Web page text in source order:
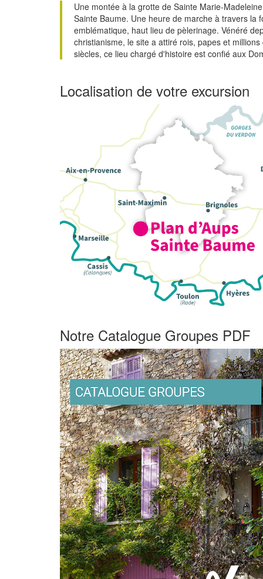
Une montée à la grotte de Sainte Marie-
Sainte Baume. Une heure de marche à travers la
emblématique, haut lieu de pèlerinage. Vénéré
christianisme, le site a attiré rois, papes et
siècles, ce lieu chargé d'histoire est confié aux
Localisation de votre excursion
Notre Catalogue Groupes PDF